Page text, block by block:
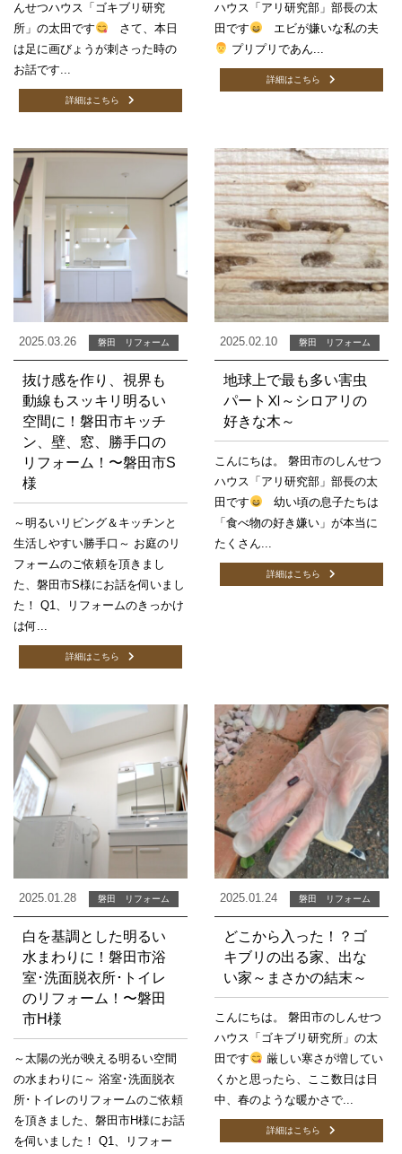
んせつハウス「ゴキブリ研究
所」の太田です
さて、本日
は足に画びょうが刺さった時の
お話です...
詳細はこちら
ハウス「アリ研究部」部長の太
田です
エビが嫌いな私の夫
プリプリであん...
詳細はこちら
2025.03.26 磐田 リフォーム
抜け感を作り、視界も
動線もスッキリ明るい
空間に！磐田市キッチ
ン、壁、窓、勝手口の
リフォーム！〜磐田市S
様
～明るいリビング＆キッチンと
生活しやすい勝手口～ お庭のリ
フォームのご依頼を頂きまし
た、磐田市S様にお話を伺いまし
た！ Q1、リフォームのきっかけ
は何...
詳細はこちら
2025.02.10 磐田 リフォーム
地球上で最も多い害虫
パートⅪ～シロアリの
好きな木～
こんにちは。 磐田市のしんせつ
ハウス「アリ研究部」部長の太
田です
幼い頃の息子たちは
「食べ物の好き嫌い」が本当に
たくさん...
詳細はこちら
2025.01.28 磐田 リフォーム
白を基調とした明るい
水まわりに！磐田市浴
室･洗面脱衣所･トイレ
のリフォーム！〜磐田
市H様
～太陽の光が映える明るい空間
の水まわりに～ 浴室･洗面脱衣
所･トイレのリフォームのご依頼
を頂きました、磐田市H様にお話
を伺いました！ Q1、リフォー
2025.01.24 磐田 リフォーム
どこから入った！？ゴ
キブリの出る家、出な
い家～まさかの結末～
こんにちは。 磐田市のしんせつ
ハウス「ゴキブリ研究所」の太
田です
厳しい寒さが増してい
くかと思ったら、ここ数日は日
中、春のような暖かさで...
詳細はこちら